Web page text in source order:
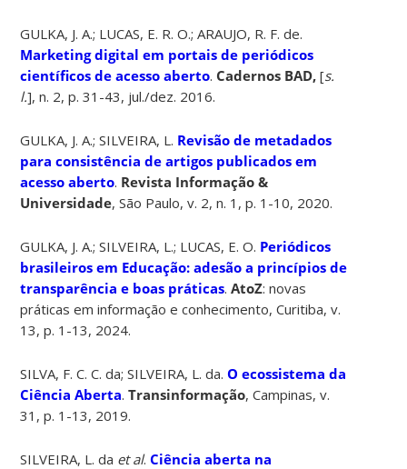
GULKA, J. A.; LUCAS, E. R. O.; ARAUJO, R. F. de.
Marketing digital em portais de periódicos
científicos de acesso aberto. Cadernos BAD,[s.
l.], n. 2, p. 31-43, jul./dez. 2016.
GULKA, J. A.; SILVEIRA, L. Revisão de metadados
para consistência de artigos publicados em
acesso aberto. Revista Informação &
Universidade, São Paulo, v. 2, n. 1, p. 1-10, 2020.
GULKA, J. A.; SILVEIRA, L.; LUCAS, E. O. Periódicos
brasileiros em Educação: adesão a princípios de
transparência e boas práticas.AtoZ: novas
práticas em informação e conhecimento, Curitiba, v.
13, p. 1-13, 2024.
SILVA, F. C. C. da; SILVEIRA, L. da.O ecossistema da
Ciência Aberta.Transinformação, Campinas, v.
31, p. 1-13, 2019.
SILVEIRA, L. da et al.Ciência aberta na